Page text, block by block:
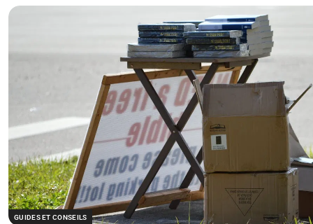
GUIDES ET CONSEILS